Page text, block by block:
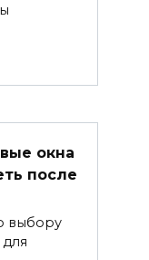
окна
после
выбору